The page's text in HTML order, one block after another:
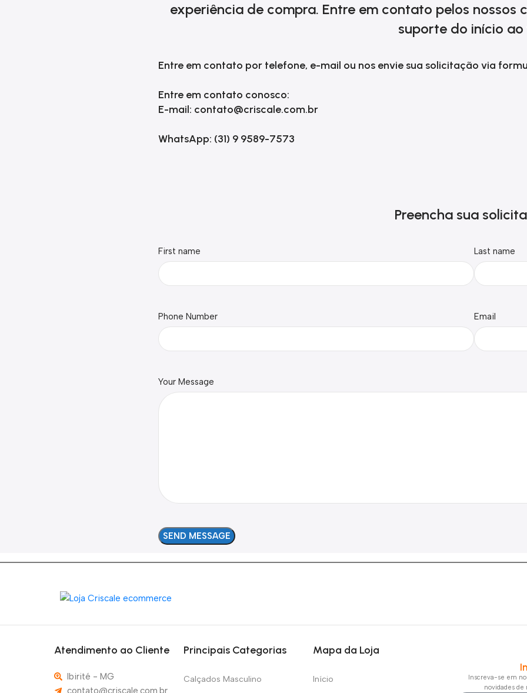
experiência de compra. Entre em contato pelos
suporte do início ao
Entre em contato por telefone, e-mail ou nos envie sua solicitação via
Entre em contato conosco:
E-mail: contato@criscale.com.br
WhatsApp: (31) 9 9589-7573
Preencha sua
First name Last name
Phone Number Email
Your Message
Atendimento ao Cliente
Ibirité - MG
contato@criscale.com.br
Principais Categorias
Calçados Masculino
Mapa da Loja
Início
Inscreva-se em
novidades de